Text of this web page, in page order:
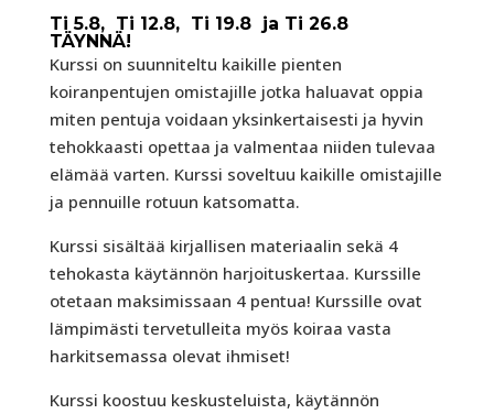
Ti 5.8, Ti 12.8, Ti 19.8 ja Ti 26.8
TÄYNNÄ!
Kurssi on suunniteltu kaikille pienten
koiranpentujen omistajille jotka haluavat oppia
miten pentuja voidaan yksinkertaisesti ja hyvin
tehokkaasti opettaa ja valmentaa niiden tulevaa
elämää varten. Kurssi soveltuu kaikille omistajille
ja pennuille rotuun katsomatta.
Kurssi sisältää kirjallisen materiaalin sekä 4
tehokasta käytännön harjoituskertaa. Kurssille
otetaan maksimissaan 4 pentua! Kurssille ovat
lämpimästi tervetulleita myös koiraa vasta
harkitsemassa olevat ihmiset!
Kurssi koostuu keskusteluista, käytännön